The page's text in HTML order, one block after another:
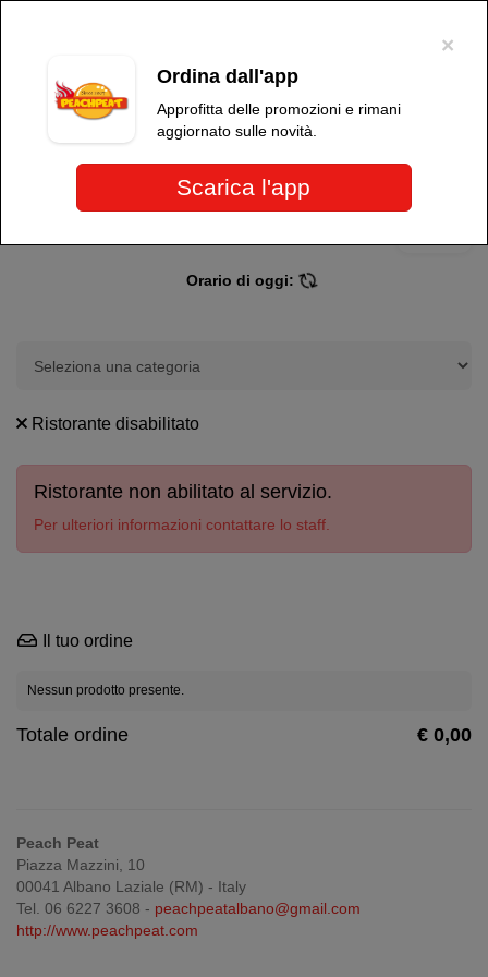
Peach Peat
Peach Peat Più info
Orario di oggi:
×
Ordina dall'app
Approfitta delle promozioni e rimani
aggiornato sulle novità.
Scarica l'app
Ristorante disabilitato
Ristorante non abilitato al servizio.
Per ulteriori informazioni contattare lo staff.
Il tuo ordine
Nessun prodotto presente.
Totale ordine € 0,00
Peach Peat
Piazza Mazzini, 10
00041 Albano Laziale (RM) - Italy
Tel. 06 6227 3608 - peachpeatalbano@gmail.com
http://www.peachpeat.com